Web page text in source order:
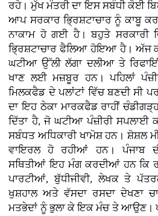
ਰਹੇ। ਮੁੱਖ ਮੰਤਰੀ ਦਾ ਇਸ ਸਬੰਧੀ ਕੋਈ
ਆਪ ਸਰਕਾਰ ਭ੍ਰਿਸ਼ਟਾਚਾਰ ਨੂੰ ਕਾਬੂ
ਨਾਕਾਮ ਹੋ ਗਈ ਹੈ। ਬਹੁਤੇ ਸਰਕਾਰੀ
ਭ੍ਰਿਸ਼ਟਾਚਾਰ ਫੈਲਿਆ ਹੋਇਆ ਹੈ। ਅੱਜ
ਘਟੀਆ ਉੱਲੀ ਲੱਗਾ ਦਲੀਆ ਤੇ
ਖਾਣ ਲਈ ਮਜ਼ਬੂਰ ਹਨ। ਪਹਿਲਾਂ
ਮਿਲਕਫੈਡ ਦੇ ਪਲਾਂਟਾਂ ਵਿੱਚ ਬਣਦੀ ਸੀ
ਦਾ ਇਹ ਠੇਕਾ ਮਾਰਕਫੈਡ ਰਾਹੀਂ
ਦਿੱਤਾ ਹੈ, ਜੋ ਘਟੀਆ ਪੰਜ਼ੀਰੀ ਸਪਲਾਈ
ਸਬੰਧਤ ਅਧਿਕਾਰੀ ਖਾਮੋਸ਼ ਹਨ। ਸ਼ੋਸ਼ਲ
ਵਾਇਰਲ ਹੋ ਰਹੀਆਂ ਹਨ। ਪੰਜਾਬ
ਸਥਿਤੀਆਂ ਇਹ ਮੰਗ ਕਰਦੀਆਂ ਹਨ ਕਿ
ਪਾਰਟੀਆਂ, ਬੁੱਧੀਜੀਵੀ, ਲੇਖਕ ਤੇ
ਖੁਸ਼ਹਾਲ ਅਤੇ ਵੱਸਦਾ ਰਸਦਾ ਦੇਖਣਾ
ਮਤਭੇਦਾਂ ਨੂੰ ਭੁਲਾ ਕੇ ਇਕ ਮੰਚ ਤੇ ਆਉਣ।